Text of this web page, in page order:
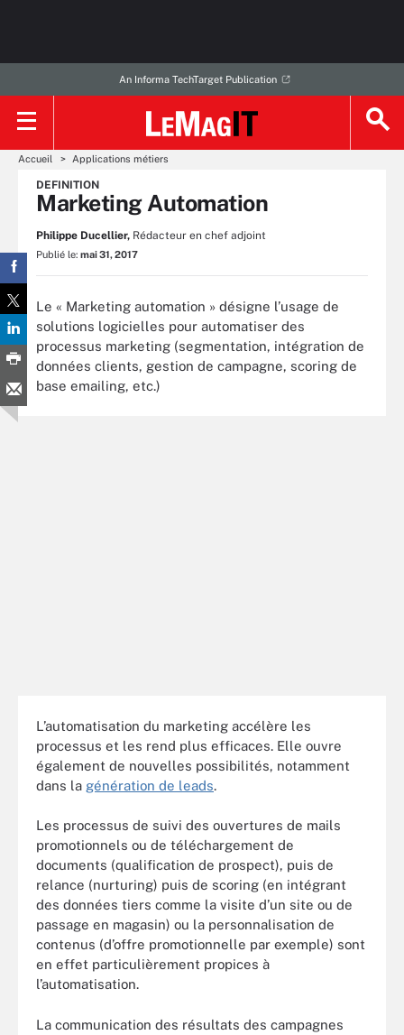
An Informa TechTarget Publication
Accueil Applications métiers
DEFINITION
Marketing Automation
Philippe Ducellier, Rédacteur en chef adjoint
Publié le: mai 31, 2017
Le « Marketing automation » désigne l’usage de
solutions logicielles pour automatiser des
processus marketing (segmentation, intégration de
données clients, gestion de campagne, scoring de
base emailing, etc.)
L’automatisation du marketing accélère les
processus et les rend plus efficaces. Elle ouvre
également de nouvelles possibilités, notamment
dans la génération de leads.
Les processus de suivi des ouvertures de mails
promotionnels ou de téléchargement de
documents (qualification de prospect), puis de
relance (nurturing) puis de scoring (en intégrant
des données tiers comme la visite d’un site ou de
passage en magasin) ou la personnalisation de
contenus (d’offre promotionnelle par exemple) sont
en effet particulièrement propices à
l’automatisation.
La communication des résultats des campagnes